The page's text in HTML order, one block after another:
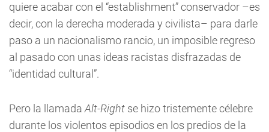
quiere acabar con el “establishment” conservador –es
decir, con la derecha moderada y civilista– para darle
paso a un nacionalismo rancio, un imposible regreso
al pasado con unas ideas racistas disfrazadas de
“identidad cultural”.
Pero la llamada Alt-Right se hizo tristemente célebre
durante los violentos episodios en los predios de la